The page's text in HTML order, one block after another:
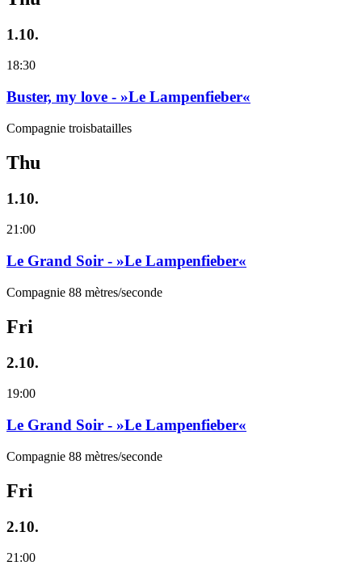
1.10.
18:30
Buster, my love - »Le Lampenfieber«
Compagnie troisbatailles
Thu
1.10.
21:00
Le Grand Soir - »Le Lampenfieber«
Compagnie 88 mètres/seconde
Fri
2.10.
19:00
Le Grand Soir - »Le Lampenfieber«
Compagnie 88 mètres/seconde
Fri
2.10.
21:00